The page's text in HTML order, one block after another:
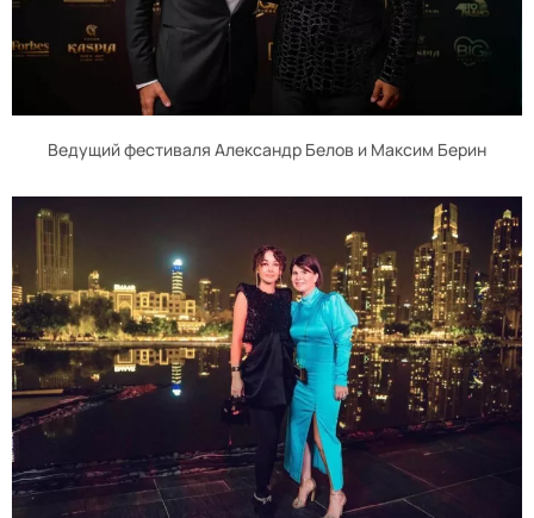
Ведущий фестиваля Александр Белов и Максим Берин